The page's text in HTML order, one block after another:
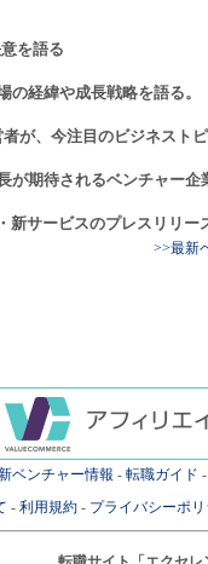
を語る
経緯や成長戦略を語る。
が、今注目のビジネストピ
が期待されるベンチャー企
新サービスのプレスリリー
>>最新
ベンチャー情報 - 転職ガイド -
- 利用規約 - プライバシーポリ